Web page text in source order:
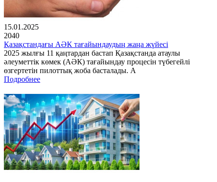
15.01.2025
2040
Қазақстандағы АӘК тағайындаудың жаңа жүйесі
2025 жылғы 11 қаңтардан бастап Қазақстанда атаулы
әлеуметтік көмек (АӘК) тағайындау процесін түбегейлі
өзгертетін пилоттық жоба басталады. А
Подробнее